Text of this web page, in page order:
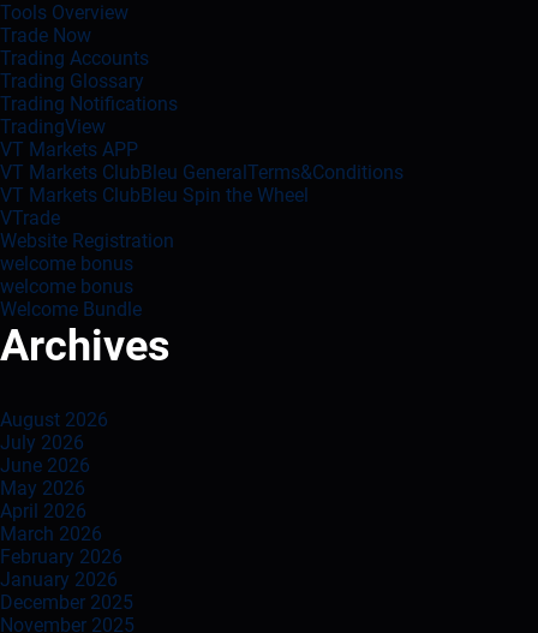
Tools Overview
Trade Now
Trading Accounts
Trading Glossary
Trading Notifications
TradingView
VT Markets APP
VT Markets ClubBleu GeneralTerms&Conditions
VT Markets ClubBleu Spin the Wheel
VTrade
Website Registration
welcome bonus
welcome bonus
Welcome Bundle
Archives
August 2026
July 2026
June 2026
May 2026
April 2026
March 2026
February 2026
January 2026
December 2025
November 2025